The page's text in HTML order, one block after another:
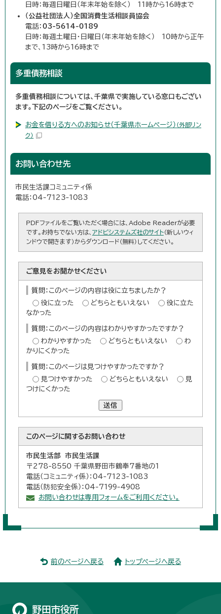
日時：毎週日曜日（年末年始を除く） 11時から16時まで
（公益社団法人）全国消費生活相談員協会
電話： 03-5614-0189
日時：毎週土曜日・日曜日（年末年始を除く） 10時から正午
まで、13時から16時まで
多重債務相談
多重債務相談については、千葉県で実施している窓口もござい
ます。下記のページをご覧ください。
お金を借りる方へのお知らせ（千葉県ホームページ） （外部リン
ク）
お問い合わせ先
市民生活課コミュニティ係
電話：04-7123-1083
PDFファイルをご覧いただく場合には、Adobe Readerが必要
です。お持ちでない方は、 アドビシステムズ社のサイト（新しいウィ
ンドウで開きます）からダウンロード（無料）してください。
ご意見をお聞かせください
質問：このページの内容は役に立ちましたか？
役に立った
どちらともいえない
役に立た
なかった
質問：このページの内容はわかりやすかったですか？
わかりやすかった
どちらともいえない
わ
かりにくかった
質問：このページは見つけやすかったですか？
見つけやすかった
どちらともいえない
見
つけにくかった
送信
このページに関するお問い合わせ
市民生活部 市民生活課
〒278-8550 千葉県野田市鶴奉7番地の1
電話（コミュニティ係）：04-7123-1083
電話（防犯安全係）：04-7199-4908
お問い合わせは専用フォームをご利用ください。
前のページへ戻る トップページへ戻る
野田市役所